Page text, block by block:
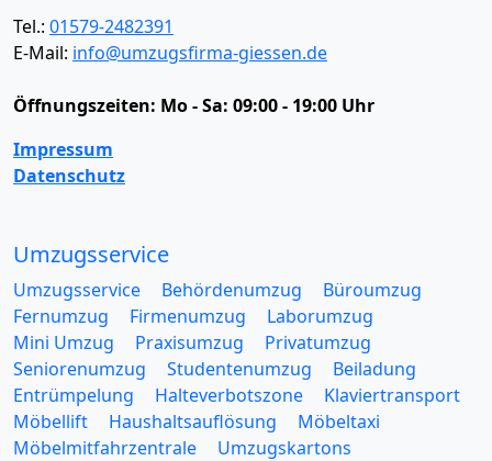
Tel.: 01579-2482391
E-Mail: info@umzugsfirma-giessen.de
Öffnungszeiten: Mo - Sa: 09:00 - 19:00 Uhr
Impressum
Datenschutz
Umzugsservice
Umzugsservice Behördenumzug
Büroumzug
Fernumzug
Firmenumzug
Laborumzug
Mini Umzug
Praxisumzug
Privatumzug
Seniorenumzug
Studentenumzug
Beiladung
Entrümpelung
Halteverbotszone
Klaviertransport
Möbellift
Haushaltsauflösung
Möbeltaxi
Möbelmitfahrzentrale
Umzugskartons